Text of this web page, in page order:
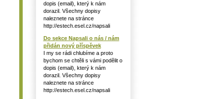
dopis (email), který k nám
dorazil. Všechny dopisy
naleznete na stránce
http://estech.esel.cz/napsali
Do sekce Napsali o nás / nám
přidán nový příspěvek
I my se rádi chlubíme a proto
bychom se chtěli s vámi podělit o
dopis (email), který k nám
dorazil. Všechny dopisy
naleznete na stránce
http://estech.esel.cz/napsali